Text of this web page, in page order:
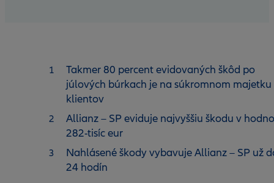
Takmer 80 percent evidovaných škôd po
júlových búrkach je na súkromnom majetku
klientov
Allianz – SP eviduje najvyššiu škodu v
282-tisíc eur
Nahlásené škody vybavuje Allianz – SP už
24 hodín